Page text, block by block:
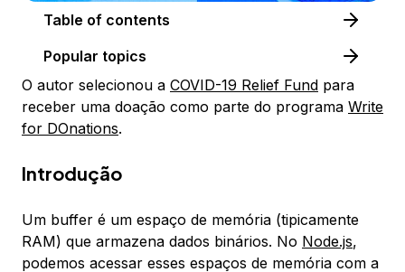
Table of contents
Popular topics
O autor selecionou a COVID-19 Relief Fund ​​​​​ para
receber uma doação como parte do programa Write
for DOnations.
Introdução
Um buffer é um espaço de memória (tipicamente
RAM) que armazena dados binários. No Node.js,
podemos acessar esses espaços de memória com a